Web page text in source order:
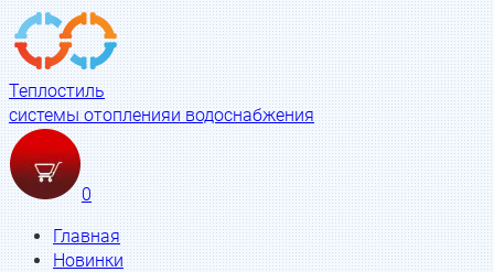
Теплостиль
системы отопленияи водоснабжения
0
Главная
Новинки